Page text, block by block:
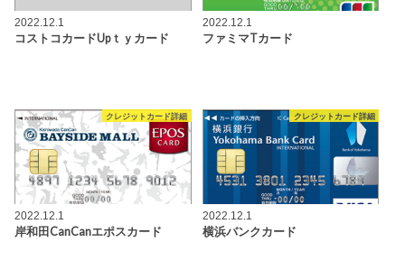
2022.12.1
コストコカードUpｔｙカード
2022.12.1
ファミマTカード
クレジットカード詳細
2022.12.1
岸和田CanCanエポスカード
クレジットカード詳細
2022.12.1
横浜バンクカード